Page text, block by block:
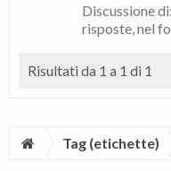
Discussione di:
risposte, nel
Risultati da 1 a 1 di 1
Tag (etichette)